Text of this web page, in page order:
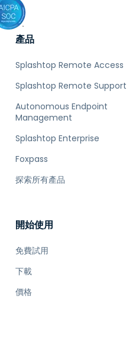
產品
Splashtop Remote Access
Splashtop Remote Support
Autonomous Endpoint
Management
Splashtop Enterprise
Foxpass
探索所有產品
開始使用
免費試用
下載
價格